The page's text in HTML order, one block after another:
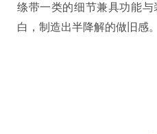
绦带一类的细节兼具功能
白，制造出半降解的做旧感。